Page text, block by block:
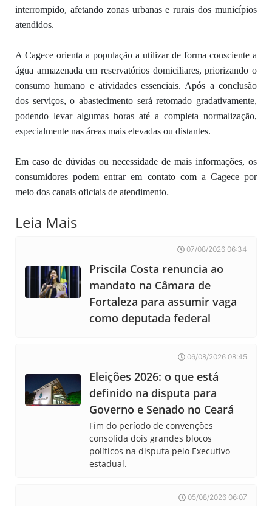
interrompido, afetando zonas urbanas e rurais dos municípios
atendidos.
A Cagece orienta a população a utilizar de forma consciente a
água armazenada em reservatórios domiciliares, priorizando o
consumo humano e atividades essenciais. Após a conclusão
dos serviços, o abastecimento será retomado gradativamente,
podendo levar algumas horas até a completa normalização,
especialmente nas áreas mais elevadas ou distantes.
Em caso de dúvidas ou necessidade de mais informações, os
consumidores podem entrar em contato com a Cagece por
meio dos canais oficiais de atendimento.
Leia Mais
07/08/2026 06:34
Priscila Costa renuncia ao
mandato na Câmara de
Fortaleza para assumir vaga
como deputada federal
06/08/2026 08:45
Eleições 2026: o que está
definido na disputa para
Governo e Senado no Ceará
Fim do período de convenções
consolida dois grandes blocos
políticos na disputa pelo Executivo
estadual.
05/08/2026 06:07